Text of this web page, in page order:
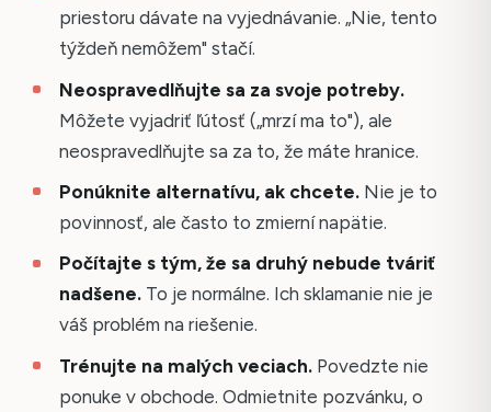
priestoru dávate na vyjednávanie. „Nie, tento
týždeň nemôžem" stačí.
Neospravedlňujte sa za svoje potreby.
Môžete vyjadriť ľútosť („mrzí ma to"), ale
neospravedlňujte sa za to, že máte hranice.
Ponúknite alternatívu, ak chcete.Nie je to
povinnosť, ale často to zmierní napätie.
Počítajte s tým, že sa druhý nebude tváriť
nadšene.To je normálne. Ich sklamanie nie je
váš problém na riešenie.
Trénujte na malých veciach.Povedzte nie
ponuke v obchode. Odmietnite pozvánku, o